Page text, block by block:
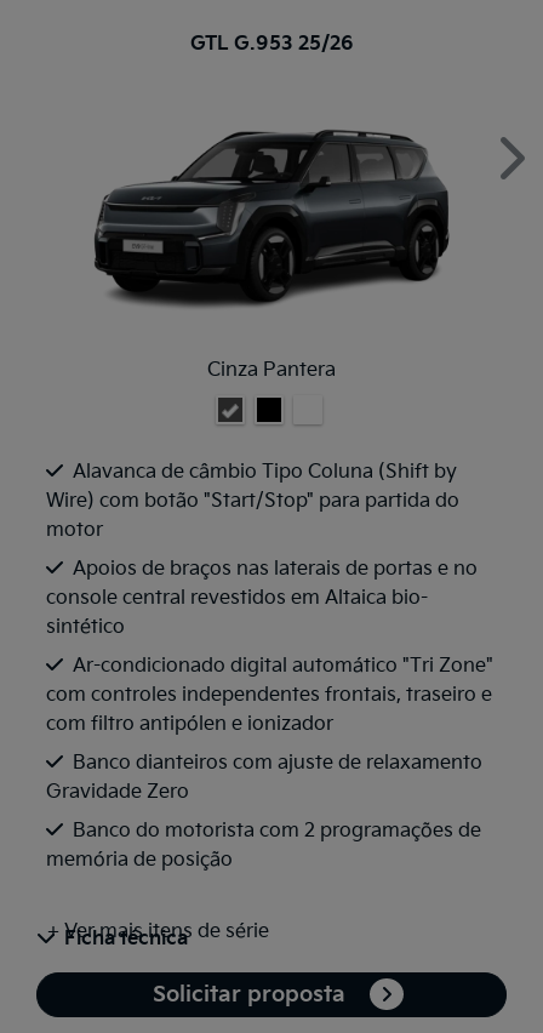
GTL G.953 25/26
Cinza Pantera
Alavanca de câmbio Tipo Coluna (Shift by
Wire) com botão "Start/Stop" para partida do
motor
Apoios de braços nas laterais de portas e no
console central revestidos em Altaica bio-
sintético
Ar-condicionado digital automático "Tri Zone"
com controles independentes frontais, traseiro e
com filtro antipólen e ionizador
Banco dianteiros com ajuste de relaxamento
Gravidade Zero
Banco do motorista com 2 programações de
memória de posição
+ Ver mais itens de série
Ficha técnica
Solicitar proposta